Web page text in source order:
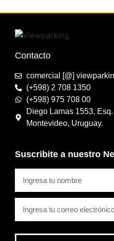
Contacto
comercial [@]
(+598) 2 708 1350
(+598) 975 708 00
Diego Lamas 1553,
Montevideo, Uruguay.
Suscribite a nuestro